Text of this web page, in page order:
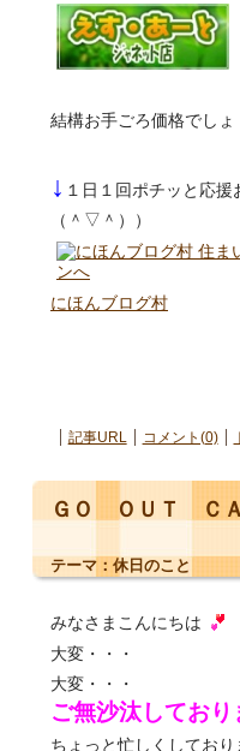
結構お手ごろ価格でしょ
↓ １日１回ポチッと応
（＾▽＾））
にほんブログ村
記事URL コメント(0)
ＧＯ ＯＵＴ Ｃ
テーマ： 休日のこと
みなさまこんにちは
大変・・・
大変・・・
ご無沙汰してお
ちょっと忙しくしており